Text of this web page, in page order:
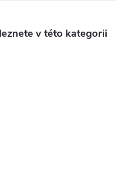
v této kategorii